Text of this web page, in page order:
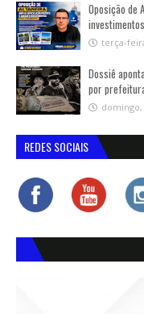
Oposição de
terça-
Dossiê
por
domingo,
REDES SOCIAIS